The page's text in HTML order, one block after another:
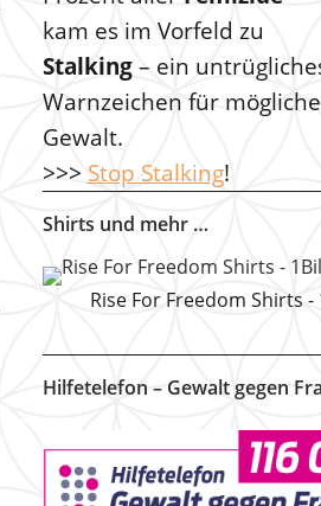
kam es im Vorfeld zu
Stalking– ein
Warnzeichen für mögliche
Gewalt.
>>> Stop Stalking!
Shirts und mehr …
Rise For Freedom Shirts
Hilfetelefon – Gewalt gegen